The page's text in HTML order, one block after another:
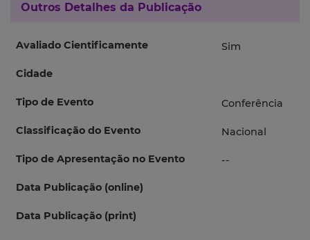
Outros Detalhes da Publicação
Avaliado Cientificamente Sim
Cidade
Tipo de Evento Conferência
Classificação do Evento Nacional
Tipo de Apresentação no Evento --
Data Publicação (online)
Data Publicação (print)